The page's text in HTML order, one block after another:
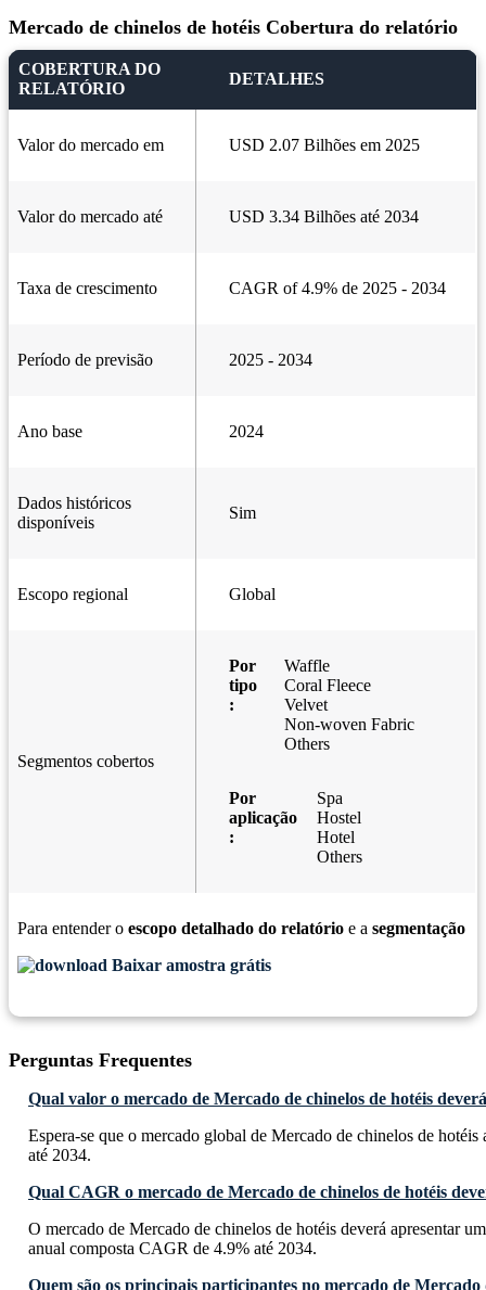
Mercado de chinelos de hotéis Cobertura do relatório
COBERTURA DO
RELATÓRIO
DETALHES
Valor do mercado em USD 2.07 Bilhões em 2025
Valor do mercado até USD 3.34 Bilhões até 2034
Taxa de crescimento CAGR of 4.9% de 2025 - 2034
Período de previsão 2025 - 2034
Ano base 2024
Dados históricos
disponíveis
Sim
Escopo regional Global
Segmentos cobertos
Por
tipo
:
Waffle
Coral Fleece
Velvet
Non-woven Fabric
Others
Por
aplicação
:
Spa
Hostel
Hotel
Others
Para entender o escopo detalhado do relatório e a segmentação
Baixar amostra grátis
Perguntas Frequentes
Qual valor o mercado de Mercado de chinelos de hotéis
Espera-se que o mercado global de Mercado de chinelos de
até 2034.
Qual CAGR o mercado de Mercado de chinelos de hotéis
O mercado de Mercado de chinelos de hotéis deverá apresentar
anual composta CAGR de 4.9% até 2034.
Quem são os principais participantes no mercado de Mercado